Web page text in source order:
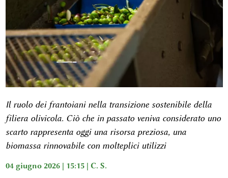
Il ruolo dei frantoiani nella transizione sostenibile della
filiera olivicola. Ciò che in passato veniva considerato uno
scarto rappresenta oggi una risorsa preziosa, una
biomassa rinnovabile con molteplici utilizzi
04 giugno 2026 | 15:15 | C. S.